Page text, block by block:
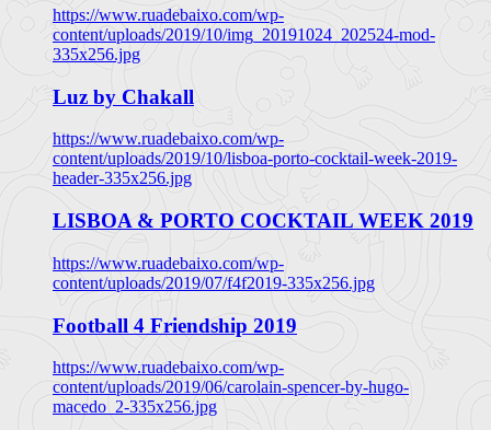
https://www.ruadebaixo.com/wp-
content/uploads/2019/10/img_20191024_202524-mod-
335x256.jpg
Luz by Chakall
https://www.ruadebaixo.com/wp-
content/uploads/2019/10/lisboa-porto-cocktail-week-2019-
header-335x256.jpg
LISBOA & PORTO COCKTAIL WEEK 2019
https://www.ruadebaixo.com/wp-
content/uploads/2019/07/f4f2019-335x256.jpg
Football 4 Friendship 2019
https://www.ruadebaixo.com/wp-
content/uploads/2019/06/carolain-spencer-by-hugo-
macedo_2-335x256.jpg